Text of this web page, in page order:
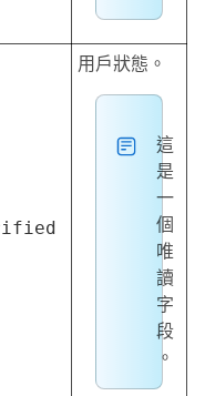
用戶狀態。
這
是
一
個
唯
讀
字
段
。